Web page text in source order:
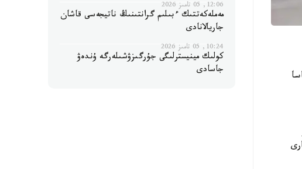
12:06, 05 تامىز 2026
مەملەكەتتىك ءبىلىم گرانتىنىڭ ناتيجەسى قاشان
جاريالانادى
10:24, 05 تامىز 2026
كولىك مينيسترلىگى جۇرگىزۋشىلەرگە ۇندەۋ
جاسادى